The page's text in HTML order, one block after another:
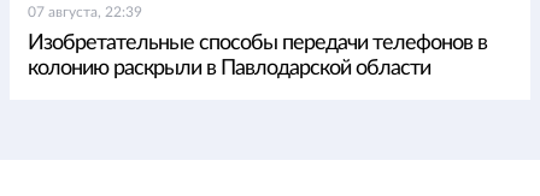
07 августа, 22:39
Изобретательные способы передачи телефонов в
колонию раскрыли в Павлодарской области